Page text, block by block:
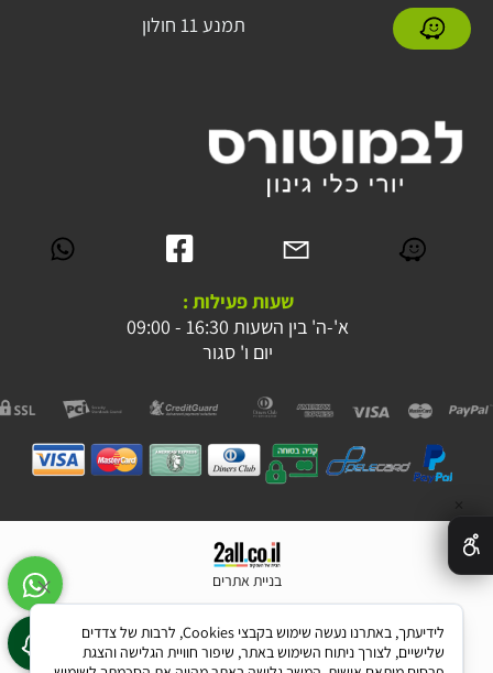
תמנע 11 חולון
שעות פעילות :
א'-ה' בין השעות 16:30 - 09:00
יום ו' סגור
בניית אתרים
לידיעתך, באתרנו נעשה שימוש בקבצי Cookies, לרבות של צדדים
שלישיים, לצורך ניתוח השימוש באתר, שיפור חוויית הגלישה והצגת